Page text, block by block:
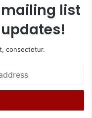
list
consectetur.